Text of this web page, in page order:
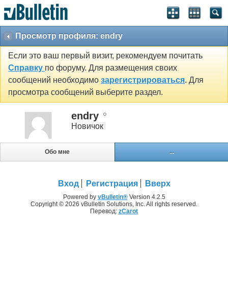
Просмотр профиля: endry
Если это ваш первый визит, рекомендуем почитать
Справку по форуму. Для размещения своих
сообщений необходимо зарегистрироваться. Для
просмотра сообщений выберите раздел.
endry
Новичок
Обо мне ...
Вход Регистрация Вверх
Powered by vBulletin®Version 4.2.5
Copyright © 2026 vBulletin Solutions, Inc. All rights reserved.
Перевод: zCarot